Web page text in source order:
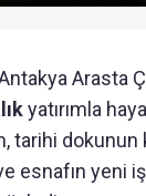
Antakya Arasta
yatırımla
tarihi dokunun
esnafın yeni